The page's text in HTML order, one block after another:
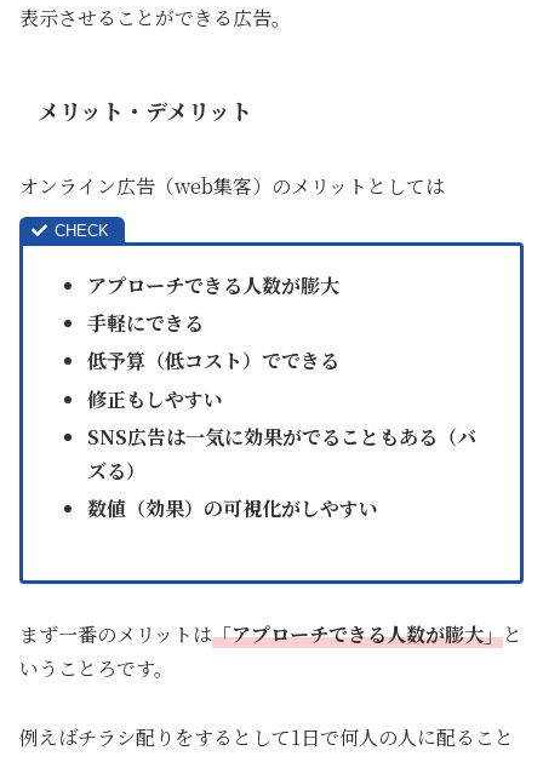
表示させることができる広告。
メリット・デメリット
オンライン広告（web集客）のメリットとしては
アプローチできる人数が膨大
手軽にできる
低予算（低コスト）でできる
修正もしやすい
SNS広告は一気に効果がでることもある（バ
ズる）
数値（効果）の可視化がしやすい
まず一番のメリットは「アプローチできる人数が膨大」と
いうことろです。
例えばチラシ配りをするとして1日で何人の人に配ること